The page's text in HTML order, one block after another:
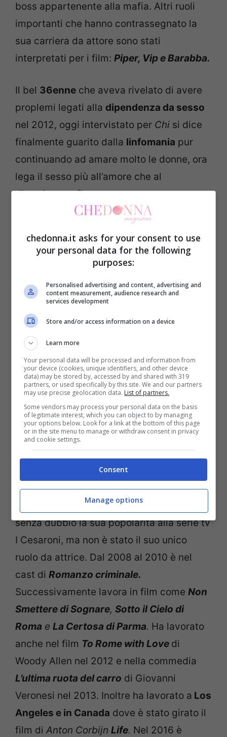
boss appartenente alla mafia. Altri ruoli
importanti che hanno contrassegnato la
sua carriera da attore sono stati
interpretati per i film: Piper, Vip e Barabba.
Il bel 36enne che aveva rivelato di avere
proplemi legati alla dipendenza da sesso
nel 2012, oggi intervistato per Chi si dice
finalmente guarito dalla linfomania pur
continuando ad amare molto le donne, ora
lega il sesso più all’amore che al
divertimento fine a se stesso.
Ti potrebbe interessare anche—>Infarto
Amendola, era già successo ne I Cesaroni
La ragazzina educata, studiosa e
romantica, la figlia che ogni genitore
vorrebbe avere, la ragazza che ogni
ragazzo vorrebbe al suo fianco,
innamorata del fratellastro, la cui storia
viene ostacolatadai neo-genitori. Questa
eraEva Cudicininella serie televisivaI
Alessandra Mastronardi
senza dubbio la sua popolarità alla serie tv
I Cesaroni, ma non è stato il suo unico
ruolo da attrice. Dal 2008 al 2010 è nel
cast di Romanzo criminale.
Successivamente lavora in film come Non
Smettere di Sognare, Sotto il Cielo di
Roma e La Certosa di Parma. Ha lavorato
anche nel film To Rome with Love di
Woody Allen nel 2012 e nella commedia
L’ultima ruota del carro di Giovanni
Veronesi nel 2013. Inoltre ha lavorato a Los
Angeles e in Canada dove è stato girato il
film di Anton Corbijn Life. Nel 2016 è
chedonna.it asks for your consent to use
your personal data for the following
purposes:
Personalised advertising and content, advertising and
content measurement, audience research and
services development
Store and/or access information on a device
Learn more
Your personal data will be processed and information from
your device (cookies, unique identifiers, and other device
data) may be stored by, accessed by and shared with 319
partners, or used specifically by this site. We and our partners
may use precise geolocation data. List of partners.
Some vendors may process your personal data on the basis
of legitimate interest, which you can object to by managing
your options below. Look for a link at the bottom of this page
or in the site menu to manage or withdraw consent in privacy
and cookie settings.
Consent
Manage options